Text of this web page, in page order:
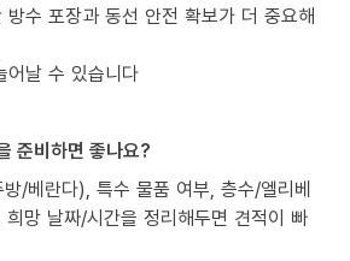
수 포장과 동선 안전 확보가 더 중요해
어날 수 있습니다
준비하면 좋나요?
/베란다), 특수 물품 여부, 층수/엘리베
망 날짜/시간을 정리해두면 견적이 빠